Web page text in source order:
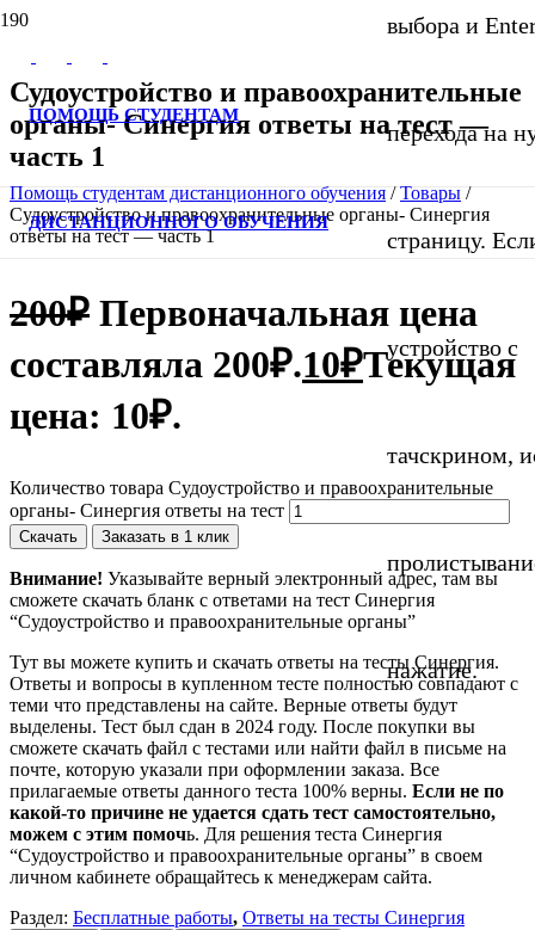
ПОМОЩЬ СТУДЕНТАМ
ДИСТАНЦИОННОГО ОБУЧЕНИЯ
выбора и
перехода на
страницу.
устройство с
тачскрином,
нажатие.
Судоустройство и правоохранительные
органы- Синергия ответы на тест —
часть 1
Помощь студентам дистанционного обучения /Товары /
Судоустройство и правоохранительные органы- Синергия
ответы на тест — часть 1
200₽ Первоначальная цена
составляла 200₽.10₽Текущая
цена: 10₽.
Количество товара Судоустройство и правоохранительные
органы- Синергия ответы на тест
Скачать Заказать в 1 клик
Внимание! Указывайте верный электронный адрес, там вы
сможете скачать бланк с ответами на тест Синергия
“Судоустройство и правоохранительные органы”
Тут вы можете купить и скачать ответы на тесты Синергия.
Ответы и вопросы в купленном тесте полностью совпадают с
теми что представлены на сайте. Верные ответы будут
выделены. Тест был сдан в 2024 году. После покупки вы
сможете скачать файл с тестами или найти файл в письме на
почте, которую указали при оформлении заказа. Все
прилагаемые ответы данного теста 100% верны. Если не по
какой-то причине не удается сдать тест самостоятельно,
можем с этим помочь. Для решения теста Синергия
“Судоустройство и правоохранительные органы” в своем
личном кабинете обращайтесь к менеджерам сайта.
Раздел: Бесплатные работы, Ответы на тесты Синергия